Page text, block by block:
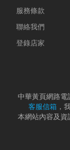
服務條款
聯絡我們
登錄店家
中華黃頁網路電
客服信箱 ，
本網站內容及資